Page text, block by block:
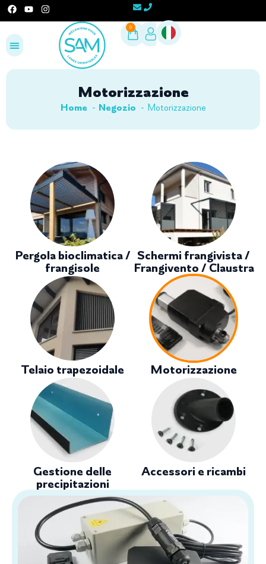
0
Motorizzazione
Home Negozio Motorizzazione
Pergola bioclimatica /
frangisole
Schermi frangivista /
Frangivento / Claustra
Telaio trapezoidale Motorizzazione
Gestione delle
precipitazioni
Accessori e ricambi